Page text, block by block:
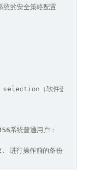
的安全策略配置
（软件选择）
系统普通用户：  用户
进行操作前的备份（退